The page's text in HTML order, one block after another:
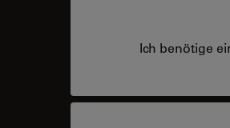
Ich benötige